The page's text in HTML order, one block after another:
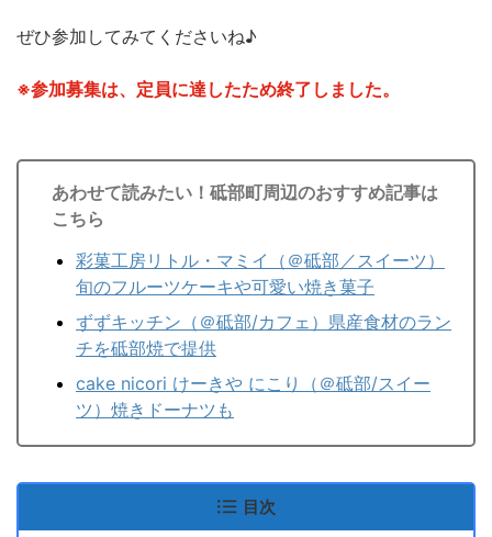
ぜひ参加してみてくださいね♪
※参加募集は、定員に達したため終了しました。
あわせて読みたい！砥部町周辺のおすすめ記事は
こちら
彩菓工房リトル・マミイ（＠砥部／スイーツ）
旬のフルーツケーキや可愛い焼き菓子
ずずキッチン（＠砥部/カフェ）県産食材のラン
チを砥部焼で提供
cake nicori けーきや にこり（＠砥部/スイー
ツ）焼きドーナツも
目次